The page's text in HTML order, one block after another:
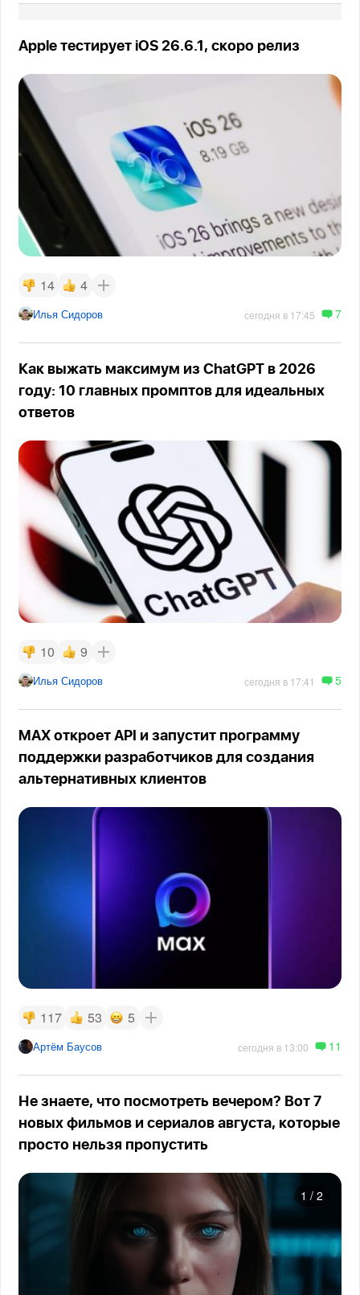
Apple тестирует iOS 26.6.1, скоро релиз
14 4
Илья Сидоров сегодня в 17:45 7
Как выжать максимум из ChatGPT в 2026
году: 10 главных промптов для идеальных
ответов
10 9
Илья Сидоров сегодня в 17:41 5
MAX откроет API и запустит программу
поддержки разработчиков для создания
альтернативных клиентов
117 53 5
Артём Баусов сегодня в 13:00 11
Не знаете, что посмотреть вечером? Вот 7
новых фильмов и сериалов августа, которые
просто нельзя пропустить
1 / 2